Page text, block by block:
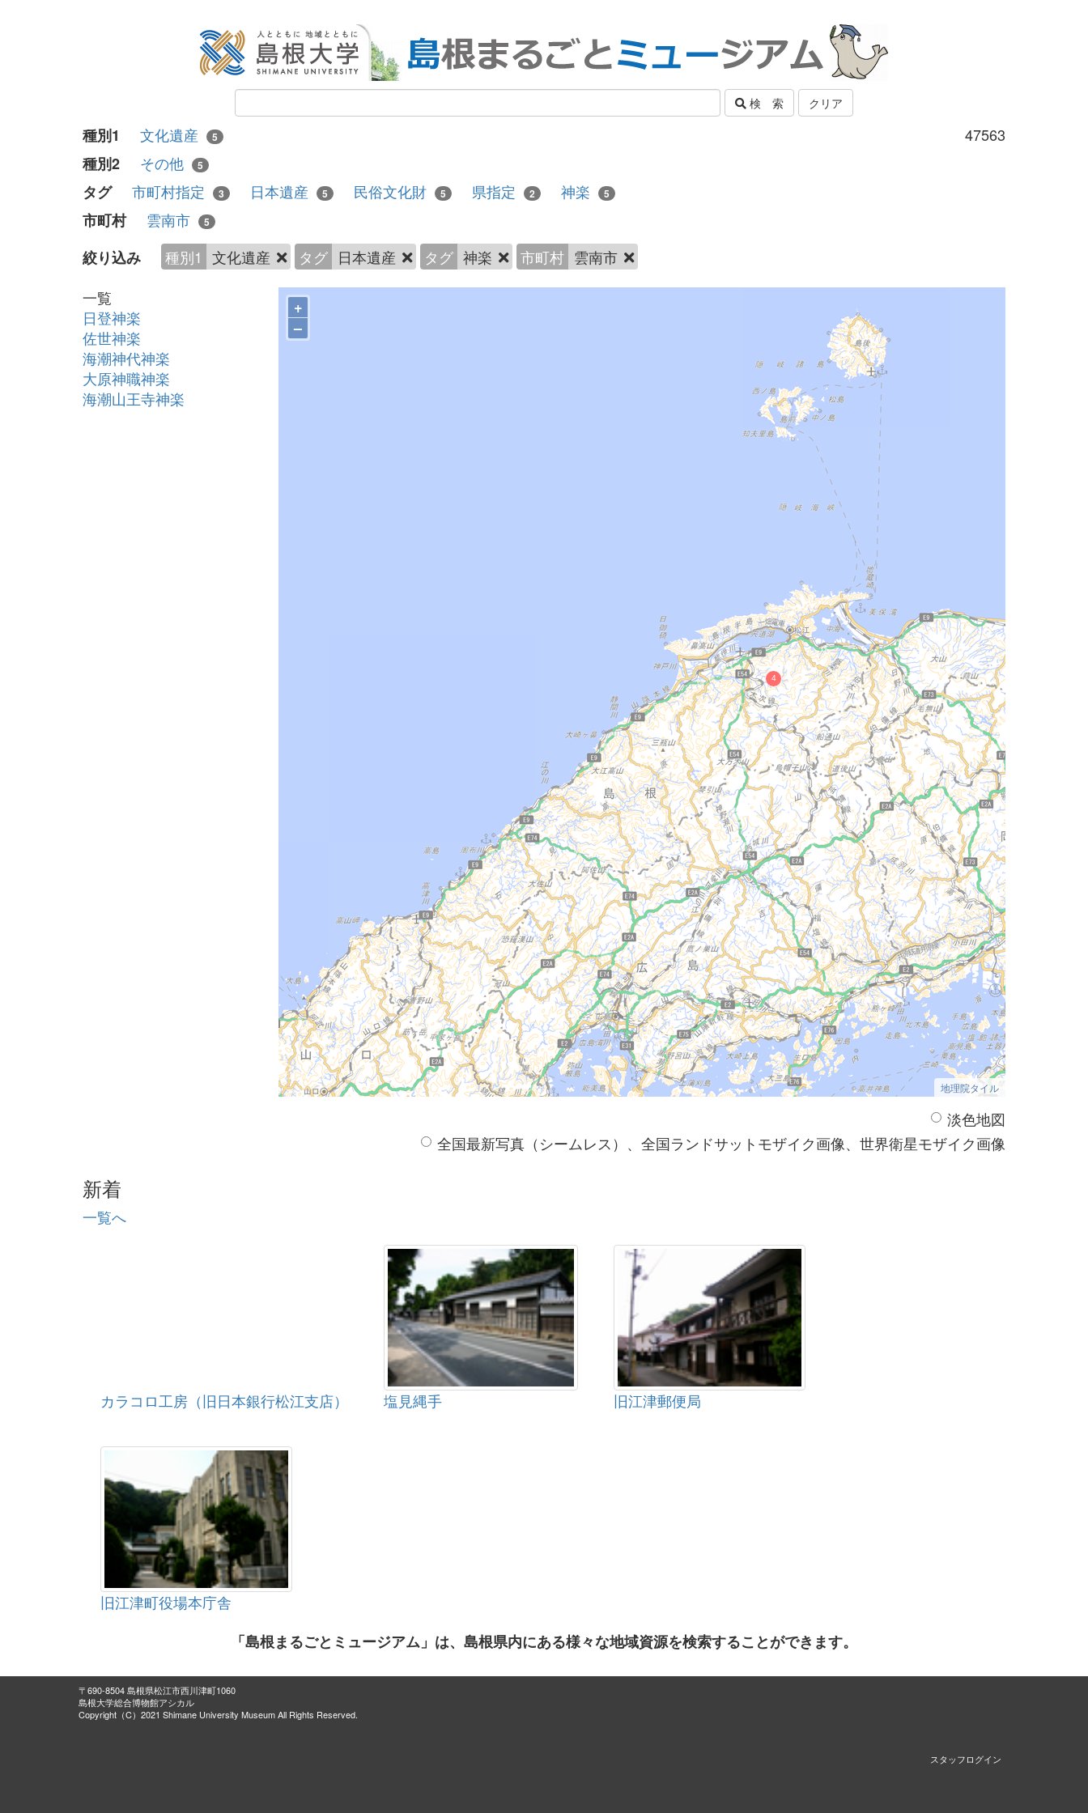
検 索 クリア
47563
種別1 文化遺産 5
種別2 その他 5
タグ 市町村指定 3 日本遺産 5 民俗文化財 5 県指定 2 神楽 5
市町村 雲南市 5
絞り込み 種別1 文化遺産 タグ 日本遺産 タグ 神楽 市町村 雲南市
一覧
日登神楽
佐世神楽
海潮神代神楽
大原神職神楽
海潮山王寺神楽
+
–
地理院タイル
淡色地図
全国最新写真（シームレス）、全国ランドサットモザイク画像、世界衛星モザイク画像
新着
一覧へ
カラコロ工房（旧日本銀行松江支店） 塩見縄手 旧江津郵便局
旧江津町役場本庁舎
「島根まるごとミュージアム」は、島根県内にある様々な地域資源を検索することができます。
〒690-8504 島根県松江市西川津町1060
島根大学総合博物館アシカル
Copyright（C）2021 Shimane University Museum All Rights Reserved.
スタッフログイン